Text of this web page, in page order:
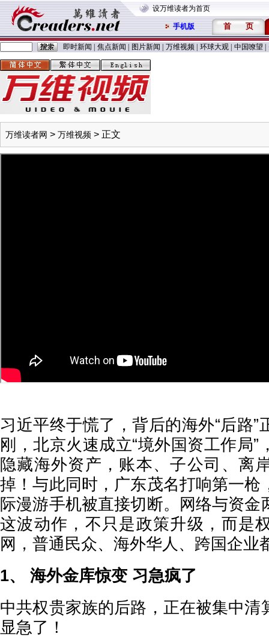
设万维读者为首页
手机版 首 页
即时新闻 焦点新闻 图片新闻 万维视频 环球大观 中国嘹望
万维读者网 > 万维视频 > 正文
习近平终于慌了，背后的海外“后路”
刚，北京火速成立“境外国资工作局
隐藏海外资产，账本、子公司、离
掉！与此同时，广东茂名打响第一枪
际漫游手机被直接切断。网络与资金
这波动作，不只是政策升级，而是
网，普通民众、海外华人、跨国企业
1、 海外金库惊变 习急疯了
中共权贵家族的后路，正在被集中清
显急了！